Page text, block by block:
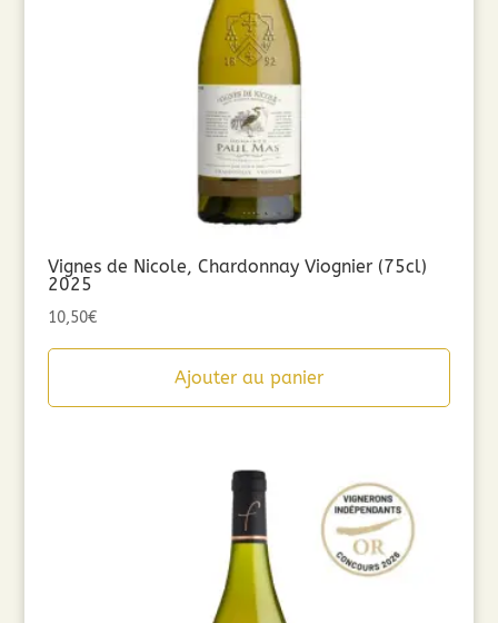
Vignes de Nicole, Chardonnay Viognier (75cl)
2025
10,50€
Ajouter au panier